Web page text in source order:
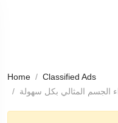
Home
Classified Ads